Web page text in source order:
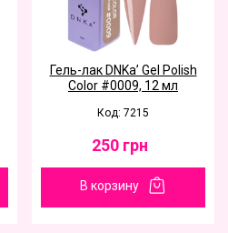
Гель-лак DNKa’ Gel Polish
Color #0009, 12 мл
Код: 7215
250 грн
В корзину